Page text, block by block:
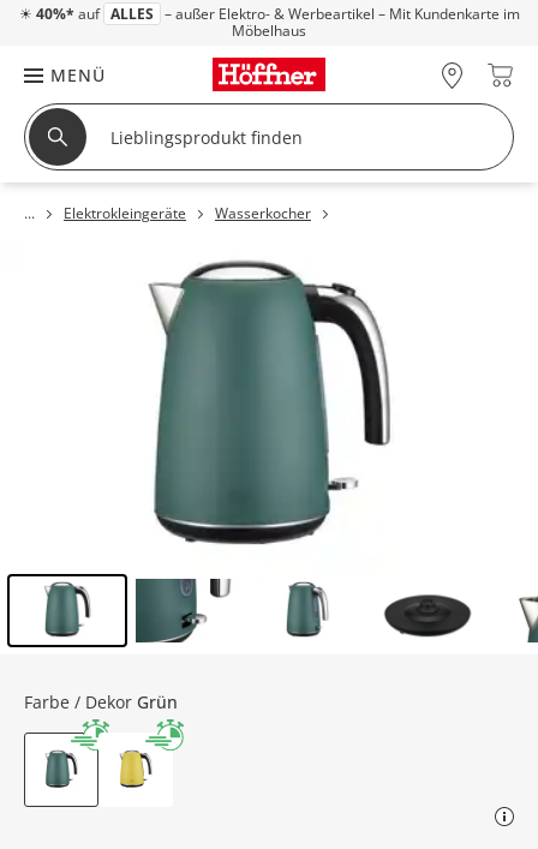
☀ 40%* auf ALLES – außer Elektro- & Werbeartikel – Mit Kundenkarte im
Möbelhaus
MENÜ
Elektrokleingeräte Wasserkocher
Farbe / Dekor Grün